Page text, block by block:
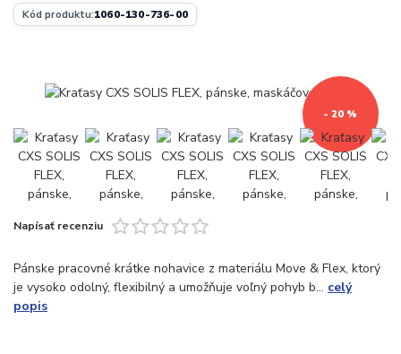
Kód produktu:1060-130-736-00
- 20 %
Napísať recenziu
Pánske pracovné krátke nohavice z materiálu Move & Flex, ktorý
je vysoko odolný, flexibilný a umožňuje voľný pohyb b... celý
popis